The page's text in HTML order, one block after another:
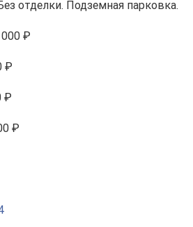
отделки. Подземная парковка.
₽
₽
₽
₽